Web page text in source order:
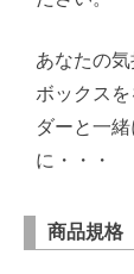
あなたの
ボックス
ダーと一
に・・・
商品規格